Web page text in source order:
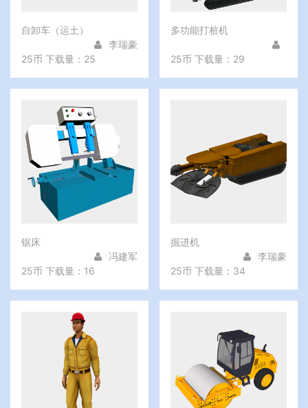
自卸车（运土）
李瑞豪
25币 下载量：25
多功能打桩机
25币 下载量：29
锯床
冯建军
25币 下载量：16
掘进机
李瑞豪
25币 下载量：34